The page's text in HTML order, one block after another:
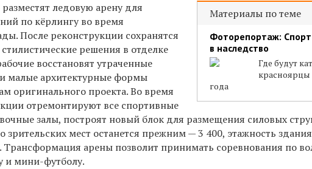
Материалы по теме
Фоторепортаж: Спорт
в наследство
Где будут
красноярцы
года
ледовую арену для
по кёрлингу во время
После реконструкции сохранятся
решения в отделке
восстановят утраченные
малые архитектурные формы
оригинального проекта. Во время
отремонтируют все спортивные
залы, построят новый блок для размещения силовых
зрительских мест останется прежним — 3 400, этажность
Трансформация арены позволит принимать соревнования по
и мини-футболу.